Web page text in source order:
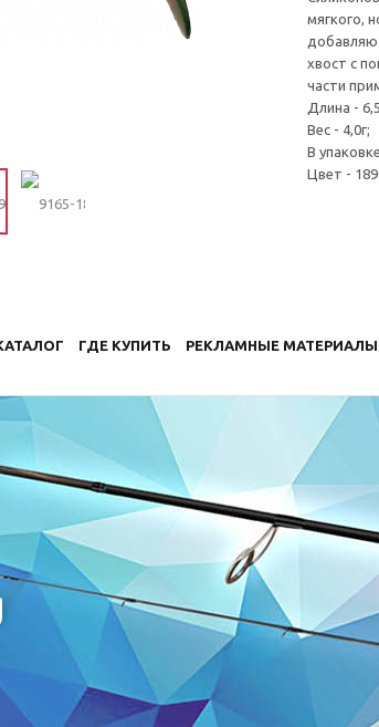
мягкого,
хвост с
части
Длина -
Вес - 4,0г;
В
Цвет - 189.
ГДЕ КУПИТЬ РЕКЛАМНЫЕ МАТЕРИАЛЫ